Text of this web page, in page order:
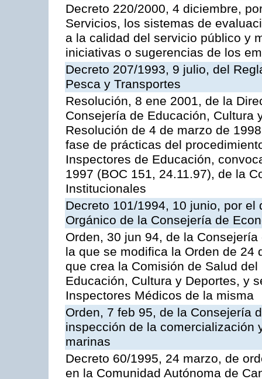
Decreto 220/2000, 4 diciembre,
Servicios, los sistemas de
a la calidad del servicio público y
iniciativas o sugerencias de los
Decreto 207/1993, 9 julio, del
Pesca y Transportes
Resolución, 8 ene 2001, de la
Consejería de Educación, Cultura
Resolución de 4 de marzo de
fase de prácticas del
Inspectores de Educación,
1997 (BOC 151, 24.11.97), de la
Institucionales
Decreto 101/1994, 10 junio, por
Orgánico de la Consejería de
Orden, 30 jun 94, de la
la que se modifica la Orden de 24
que crea la Comisión de Salud
Educación, Cultura y Deportes, y
Inspectores Médicos de la misma
Orden, 7 feb 95, de la Consejería
inspección de la comercialización
marinas
Decreto 60/1995, 24 marzo, de
en la Comunidad Autónoma de